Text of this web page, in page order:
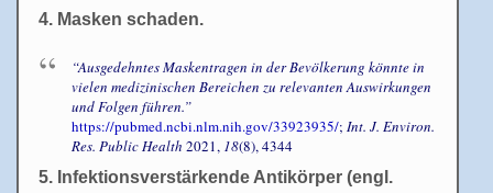
4. Masken schaden.
“Ausgedehntes Maskentragen in der Bevölkerung könnte in
vielen medizinischen Bereichen zu relevanten Auswirkungen
und Folgen führen.”
https://pubmed.ncbi.nlm.nih.gov/33923935/; Int. J. Environ.
Res. Public Health 2021, 18(8), 4344
5. Infektionsverstärkende Antikörper (engl.